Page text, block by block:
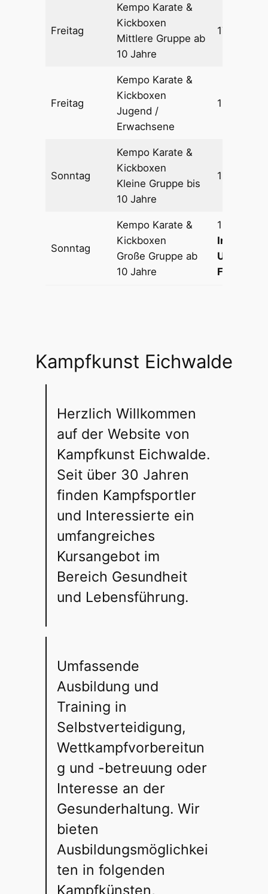
Freitag
Kempo Karate &
Kickboxen
Mittlere Gruppe ab
10 Jahre
17:30 –
Freitag
Kempo Karate &
Kickboxen
Jugend /
Erwachsene
19:00 –
Sonntag
Kempo Karate &
Kickboxen
Kleine Gruppe bis
10 Jahre
10:00 –
Sonntag
Kempo Karate &
Kickboxen
Große Gruppe ab
10 Jahre
10:45 –
In den
Uhr! (ab
Kampfkunst Eichwalde
Herzlich Willkommen
auf der Website von
Kampfkunst Eichwalde.
Seit über 30 Jahren
finden Kampfsportler
und Interessierte ein
umfangreiches
Kursangebot im
Bereich Gesundheit
und Lebensführung.
Umfassende
Ausbildung und
Training in
Selbstverteidigung,
Wettkampfvorbereitun
g und -betreuung oder
Interesse an der
Gesunderhaltung. Wir
bieten
Ausbildungsmöglichkei
ten in folgenden
Kampfkünsten,